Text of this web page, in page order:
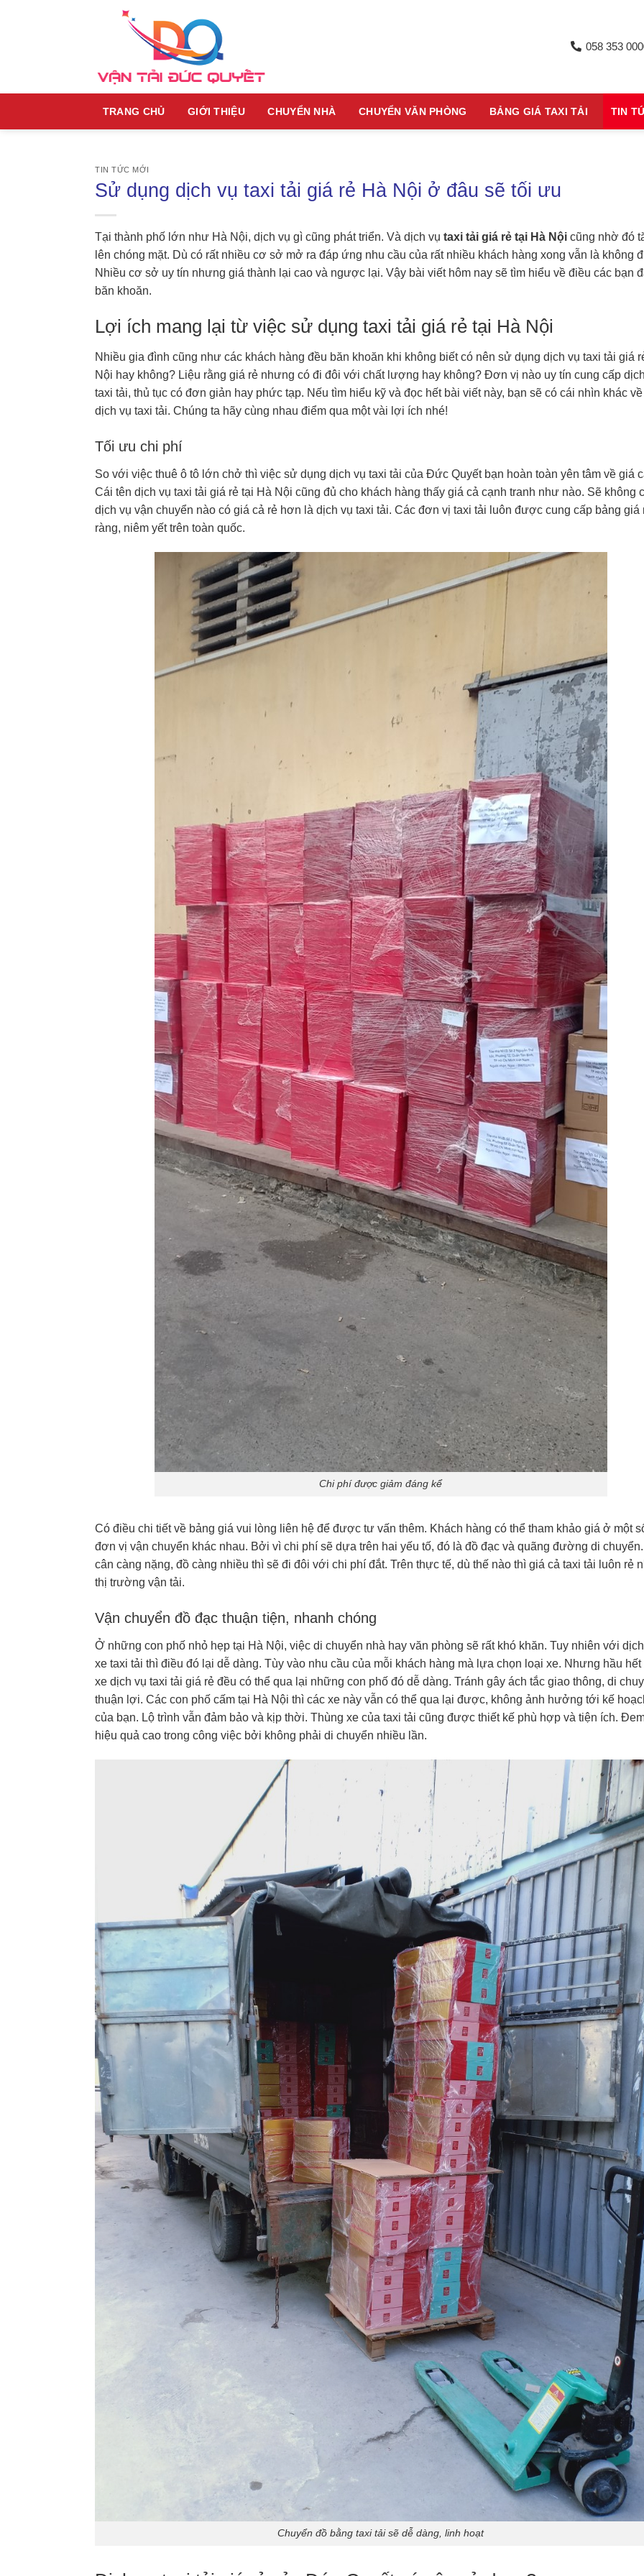
058 353
TRANG CHỦ GIỚI THIỆU CHUYỂN NHÀ CHUYỂN VĂN PHÒNG BẢNG GIÁ TAXI TẢI TIN
TIN TỨC MỚI
Sử dụng dịch vụ taxi tải giá rẻ Hà Nội ở đâu sẽ tối ưu
Tại thành phố lớn như Hà Nội, dịch vụ gì cũng phát triển. Và dịch vụ taxi tải giá rẻ tại Hà Nội cũng nhờ đó
lên chóng mặt. Dù có rất nhiều cơ sở mở ra đáp ứng nhu cầu của rất nhiều khách hàng xong vẫn là không
Nhiều cơ sở uy tín nhưng giá thành lại cao và ngược lại. Vậy bài viết hôm nay sẽ tìm hiểu về điều các bạn
băn khoăn.
Lợi ích mang lại từ việc sử dụng taxi tải giá rẻ tại Hà Nội
Nhiều gia đình cũng như các khách hàng đều băn khoăn khi không biết có nên sử dụng dịch vụ taxi tải giá
Nội hay không? Liệu rằng giá rẻ nhưng có đi đôi với chất lượng hay không? Đơn vị nào uy tín cung cấp
taxi tải, thủ tục có đơn giản hay phức tạp. Nếu tìm hiểu kỹ và đọc hết bài viết này, bạn sẽ có cái nhìn khác về
dịch vụ taxi tải. Chúng ta hãy cùng nhau điểm qua một vài lợi ích nhé!
Tối ưu chi phí
So với việc thuê ô tô lớn chở thì việc sử dụng dịch vụ taxi tải của Đức Quyết bạn hoàn toàn yên tâm về giá
Cái tên dịch vụ taxi tải giá rẻ tại Hà Nội cũng đủ cho khách hàng thấy giá cả cạnh tranh như nào. Sẽ không
dịch vụ vận chuyển nào có giá cả rẻ hơn là dịch vụ taxi tải. Các đơn vị taxi tải luôn được cung cấp bảng giá
ràng, niêm yết trên toàn quốc.
Chi phí được giảm đáng kể
Có điều chi tiết về bảng giá vui lòng liên hệ để được tư vấn thêm. Khách hàng có thể tham khảo giá ở một
đơn vị vận chuyển khác nhau. Bởi vì chi phí sẽ dựa trên hai yếu tố, đó là đồ đạc và quãng đường di
cân càng nặng, đồ càng nhiều thì sẽ đi đôi với chi phí đắt. Trên thực tế, dù thế nào thì giá cả taxi tải luôn rẻ
thị trường vận tải.
Vận chuyển đồ đạc thuận tiện, nhanh chóng
Ở những con phố nhỏ hẹp tại Hà Nội, việc di chuyển nhà hay văn phòng sẽ rất khó khăn. Tuy nhiên với
xe taxi tải thì điều đó lại dễ dàng. Tùy vào nhu cầu của mỗi khách hàng mà lựa chọn loại xe. Nhưng hầu hết
xe dịch vụ taxi tải giá rẻ đều có thể qua lại những con phố đó dễ dàng. Tránh gây ách tắc giao thông, di
thuận lợi. Các con phố cấm tại Hà Nội thì các xe này vẫn có thể qua lại được, không ảnh hưởng tới kế
của bạn. Lộ trình vẫn đảm bảo và kịp thời. Thùng xe của taxi tải cũng được thiết kế phù hợp và tiện ích.
hiệu quả cao trong công việc bởi không phải di chuyển nhiều lần.
Chuyển đồ bằng taxi tải sẽ dễ dàng, linh hoạt